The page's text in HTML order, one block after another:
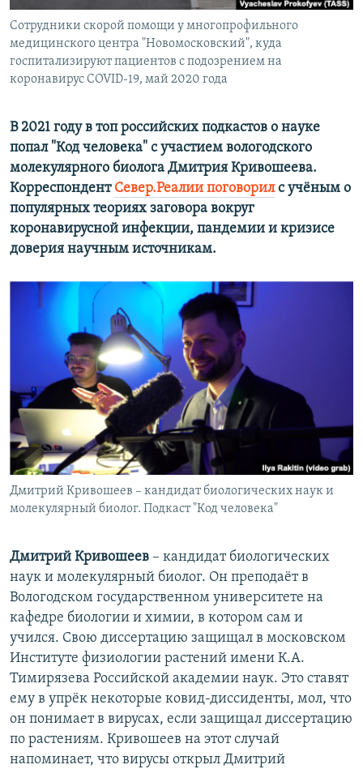
Все сайты РСЕ/РС
Сотрудники скорой помощи у многопрофильного
медицинского центра "Новомосковский", куда
госпитализируют пациентов с подозрением на
коронавирус COVID-19, май 2020 года
В2021 году в топ российских подкастов о науке
попал "Код человека" с участием вологодского
молекулярного биолога Дмитрия Кривошеева.
Корреспондент Север.Реалии поговорилсучёным о
популярных теориях заговора вокруг
коронавирусной инфекции, пандемии и кризисе
доверия научным источникам.
Дмитрий Кривошеев – кандидат биологических наук и
молекулярный биолог. Подкаст "Код человека"
Дмитрий Кривошеев – кандидат биологических
наук и молекулярный биолог. Он преподаёт в
Вологодском государственном университете на
кафедре биологии и химии, в котором сам и
учился. Свою диссертацию защищал в московском
Институте физиологии растений имени К.А.
Тимирязева Российской академии наук. Это ставят
ему в упрёк некоторые ковид-диссиденты, мол, что
он понимает в вирусах, если защищал диссертацию
по растениям. Кривошеев на этот случай
напоминает, что вирусы открыл Дмитрий